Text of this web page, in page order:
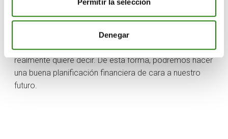
Denegar
Ahora bien, considero que es una problemática lo
suficientemente importante como para no quedarnos
solo con el titular de cada día y entender bien lo que
realmente quiere decir. De esta forma, podremos hacer
una buena planificación financiera de cara a nuestro
futuro.